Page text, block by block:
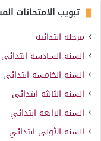
تبويب الامتحانات
مرحلة ابتدائية
السنة السادسة ابتدائي
السنة الخامسة ابتدائي
السنة الثالثة ابتدائي
السنة الرابعة ابتدائي
السنة الأولى ابتدائي